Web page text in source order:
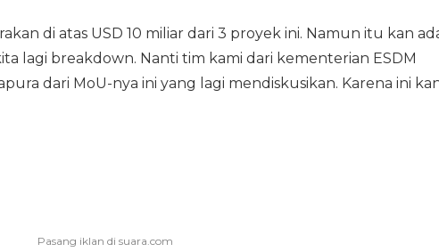
di atas USD 10 miliar dari 3 proyek ini. Namun itu kan
lagi breakdown. Nanti tim kami dari kementerian ESDM
dari MoU-nya ini yang lagi mendiskusikan. Karena ini